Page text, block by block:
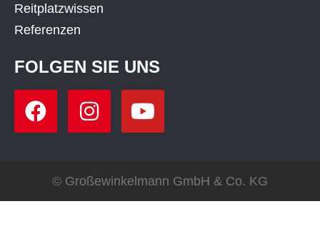
Reitplatzwissen
Referenzen
FOLGEN SIE UNS
© Großewinkelmann GmbH & Co. KG